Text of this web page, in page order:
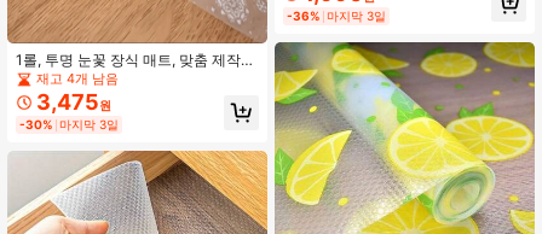
1롤, 투명 눈꽃 장식 매트, 맞춤 제작
가능, 주방 캐비닛 및 신발 캐비닛용
방습 및 미끄럼 방지 매트, 다양한 크
기 제공
재고 4개 남음
3,475원
-30% 마지막 3일
A 방수 냉장고 라이너, 캐비닛 라이너,
심플한 플레이스매트. 수납, 주방용품,
주방용품, 룸 데코, 홈 데코용.
-36% 마지막 3일